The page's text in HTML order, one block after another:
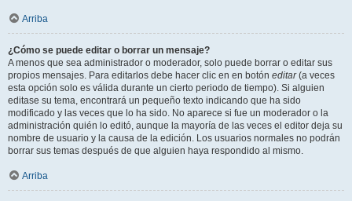
Arriba
¿Cómo se puede editar o borrar un mensaje?
A menos que sea administrador o moderador, solo puede borrar o editar sus
propios mensajes. Para editarlos debe hacer clic en en botón editar(a veces
esta opción solo es válida durante un cierto periodo de tiempo). Si alguien
editase su tema, encontrará un pequeño texto indicando que ha sido
modificado y las veces que lo ha sido. No aparece si fue un moderador o la
administración quién lo editó, aunque la mayoría de las veces el editor deja su
nombre de usuario y la causa de la edición. Los usuarios normales no podrán
borrar sus temas después de que alguien haya respondido al mismo.
Arriba